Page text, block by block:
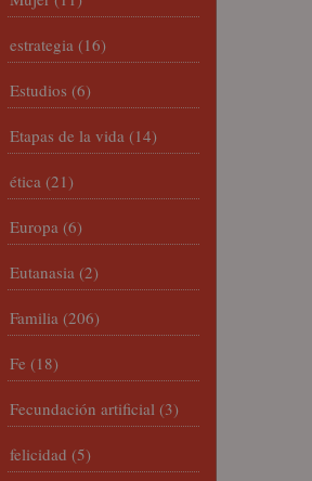
estrategia (16)
Estudios (6)
Etapas de la vida (14)
ética (21)
Europa (6)
Eutanasia (2)
Familia (206)
Fe (18)
Fecundación artificial (3)
felicidad (5)